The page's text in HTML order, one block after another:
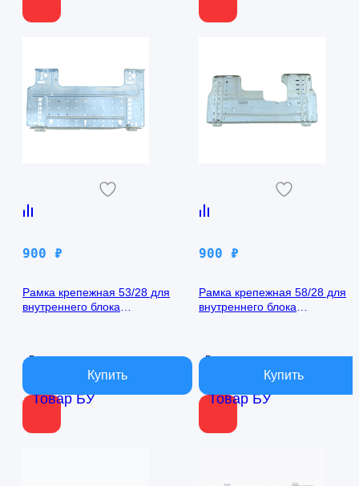
Товар БУ
900 ₽
Рамка крепежная 53/28 для
внутреннего блока
В наличии
Товар БУ
900 ₽
Рамка крепежная 58/28 для
внутреннего блока
В наличии